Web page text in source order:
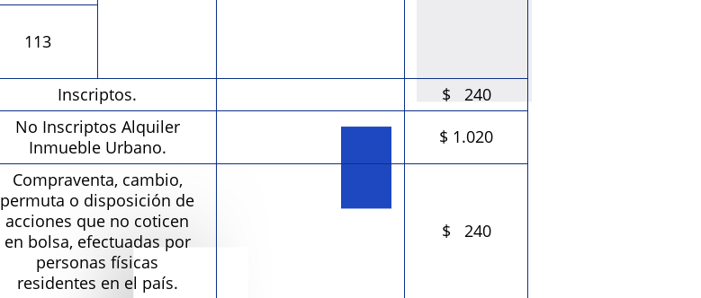
113
Inscriptos.
$ 240
No Inscriptos Alquiler
Inmueble Urbano.
$ 1.020
Compraventa, cambio,
permuta o disposición de
acciones que no coticen
en bolsa, efectuadas por
personas físicas
residentes en el país.
$ 240